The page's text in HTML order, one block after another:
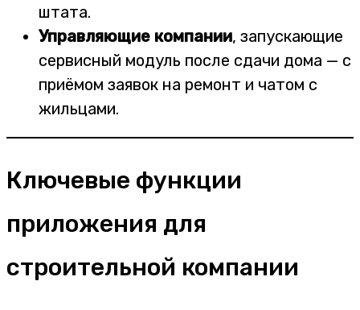
штата.
Управляющие компании, запускающие
сервисный модуль после сдачи дома — с
приёмом заявок на ремонт и чатом с
жильцами.
Ключевые функции
приложения для
строительной компании